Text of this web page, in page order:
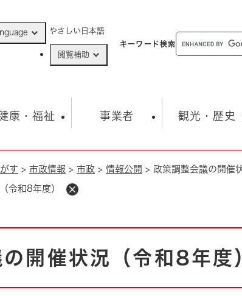
やさしい日本語
閲覧補助
キーワード検索
戸籍
防
下水道
子育て
康・福祉
福祉・健康・生活 生涯学習・スポーツ
事業者
入札・契約情報
環境
観光・歴史
観光スポット
市の概要 総合計画
市政 職員採用
市役所・施設の案内
オープンデータ
す > 市政情報 > 市政 > 情報公開 > 政策調整会議の開催
令和8年度）
開催状況（令和8年度